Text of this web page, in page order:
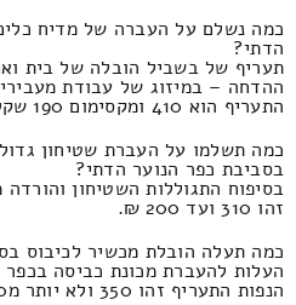
כמה נשלם על העברה של מדיח
הדתי?
תעריף של בשביל הובלה של בית
ההדחה – במיזוג של עבודת
התעריף הוא 410 ומקסימום 190 שקלים חדשים.
כמה תשלמו על העברת שטיחון גדול
בסביבת כפר הנוער הדתי?
בסיפוח התגוללות השטיחון
זהו 310 ועד 200 ₪.
כמה תעלה הובלת מכשיר לכיבוס
העלות להעברת מכונת כביסה
הנפות התעריף זהו 350 ולא יותר מ170 שקלים.